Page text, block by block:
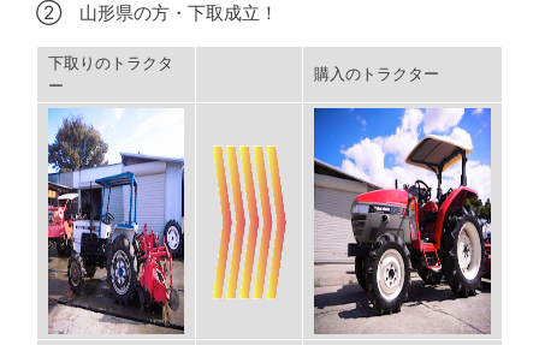
② 山形県の方・下取成立！
下取りのトラクタ
ー
購入のトラクター